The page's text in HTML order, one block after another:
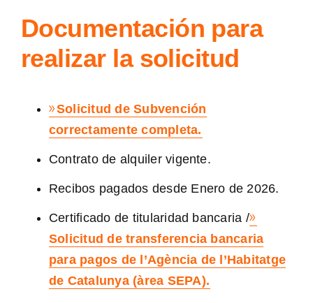
Documentación para
realizar la solicitud
Solicitud de Subvención
correctamente completa.
Contrato de alquiler vigente.
Recibos pagados desde Enero de 2026.
Certificado de titularidad bancaria /
Solicitud de transferencia bancaria
para pagos de l’Agència de l’Habitatge
de Catalunya (àrea SEPA).